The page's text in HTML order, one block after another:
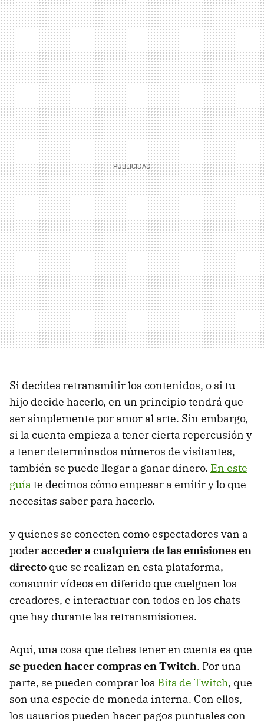
Si decides retransmitir los contenidos, o si tu
hijo decide hacerlo, en un principio tendrá que
ser simplemente por amor al arte. Sin embargo,
si la cuenta empieza a tener cierta repercusión y
a tener determinados números de visitantes,
también se puede llegar a ganar dinero. En este
guía te decimos cómo empesar a emitir y lo que
necesitas saber para hacerlo.
y quienes se conecten como espectadores van a
poderacceder a cualquiera de las emisiones en
directo que se realizan en esta plataforma,
consumir vídeos en diferido que cuelguen los
creadores, e interactuar con todos en los chats
que hay durante las retransmisiones.
Aquí, una cosa que debes tener en cuenta es que
se pueden hacer compras en Twitch. Por una
parte, se pueden comprar los Bits de Twitch, que
son una especie de moneda interna. Con ellos,
los usuarios pueden hacer pagos puntuales con